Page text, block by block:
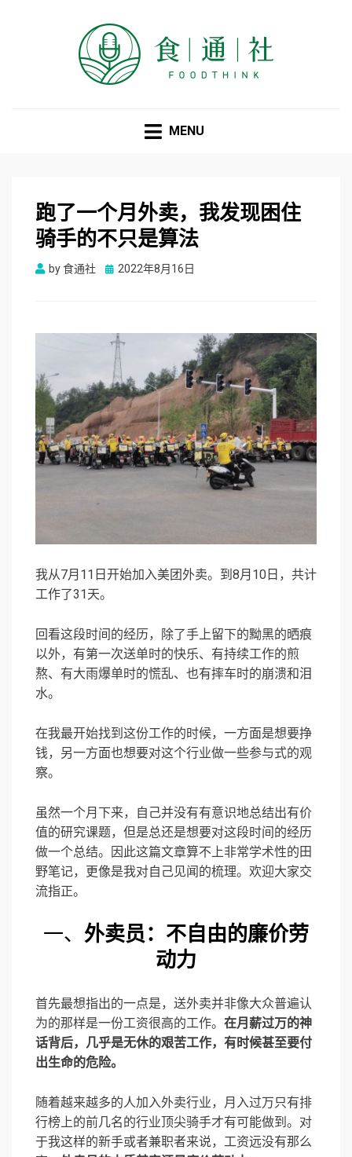
MENU
跑了一个月外卖，我发现困住
骑手的不只是算法
by食通社
Posted
2022年8月16日
我从7月11日开始加入美团外卖。到8月10日，共计
工作了31天。
回看这段时间的经历，除了手上留下的黝黑的晒痕
以外，有第一次送单时的快乐、有持续工作的煎
熬、有大雨爆单时的慌乱、也有摔车时的崩溃和泪
水。
在我最开始找到这份工作的时候，一方面是想要挣
钱，另一方面也想要对这个行业做一些参与式的观
察。
虽然一个月下来，自己并没有有意识地总结出有价
值的研究课题，但是总还是想要对这段时间的经历
做一个总结。因此这篇文章算不上非常学术性的田
野笔记，更像是我对自己见闻的梳理。欢迎大家交
流指正。
一、 外卖员：不自由的廉价劳
动力
首先最想指出的一点是，送外卖并非像大众普遍认
为的那样是一份工资很高的工作。 在月薪过万的神
话背后，几乎是无休的艰苦工作，有时候甚至要付
出生命的危险。
随着越来越多的人加入外卖行业，月入过万只有排
行榜上的前几名的行业顶尖骑手才有可能做到。对
于我这样的新手或者兼职者来说，工资远没有那么